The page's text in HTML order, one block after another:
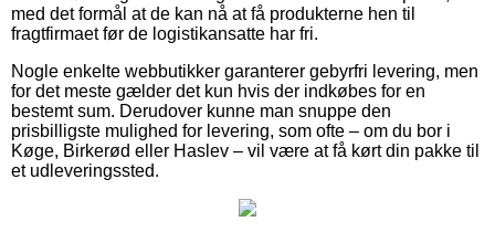
med det formål at de kan nå at få produkterne hen til
fragtfirmaet før de logistikansatte har fri.
Nogle enkelte webbutikker garanterer gebyrfri levering, men
for det meste gælder det kun hvis der indkøbes for en
bestemt sum. Derudover kunne man snuppe den
prisbilligste mulighed for levering, som ofte – om du bor i
Køge, Birkerød eller Haslev – vil være at få kørt din pakke til
et udleveringssted.